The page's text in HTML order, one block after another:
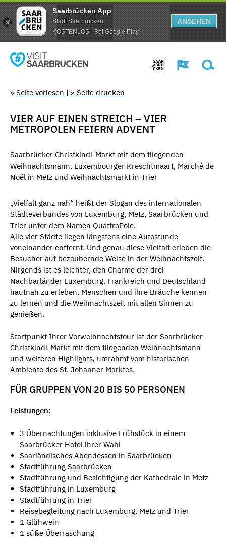
Saarbrücken App
Stadt Saarbrücken
KOSTENLOS - Bei Google Play
ANSEHEN
» Seite vorlesen | » Seite drucken
VIER AUF EINEN STREICH – VIER
METROPOLEN FEIERN ADVENT
Saarbrücker Christkindl-Markt mit dem fliegenden
Weihnachtsmann, Luxembourger Kreschtmaart, Marché de
Noël in Metz und Weihnachtsmarkt in Trier
„Vielfalt ganz nah“ heißt der Slogan des internationalen
Städteverbundes von Luxemburg, Metz, Saarbrücken und
Trier unter dem Namen QuattroPole.
Alle vier Städte liegen längstens eine Autostunde
voneinander entfernt. Und genau diese Vielfalt erleben die
Besucher auf bezaubernde Weise in der Weihnachtszeit.
Nirgends ist es leichter, den Charme der drei
Nachbarländer Luxemburg, Frankreich und Deutschland
hautnah zu erleben, Menschen und ihre Bräuche kennen
zu lernen und die Weihnachtszeit mit allen Sinnen zu
genießen.
Startpunkt Ihrer Vorweihnachtstour ist der Saarbrücker
Christkindl-Markt mit dem fliegenden Weihnachtsmann
und weiteren Highlights, umrahmt vom historischen
Ambiente des St. Johanner Marktes.
FÜR GRUPPEN VON 20 BIS 50 PERSONEN
Leistungen:
3 Übernachtungen inklusive Frühstück in einem
Saarbrücker Hotel ihrer Wahl
Saarländisches Abendessen in Saarbrücken
Stadtführung Saarbrücken
Stadtführung und Besichtigung der Kathedrale in Metz
Stadtführung in Luxemburg
Stadtführung in Trier
Reisebegleitung nach Luxemburg, Metz und Trier
1 Glühwein
1 süße Überraschung